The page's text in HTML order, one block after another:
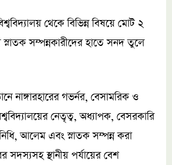
থেকে বিভিন্ন বিষয়ে মোট ২
স্নাতক সম্পন্নকারীদের হাতে সনদ তুলে
নাঙ্গারহারের গভর্নর, বেসামরিক ও
নেতৃত্ব, অধ্যাপক, বেসরকারি
আলেম এবং স্নাতক সম্পন্ন করা
সদস্যসহ স্থানীয় পর্যায়ের বেশ